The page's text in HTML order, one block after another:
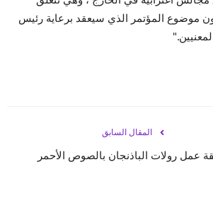
موضوع المؤتمر الذي سيعقد برعاية رئيس
المقال السابق
عمل رولات الباذنجان بالصوص الأحمر